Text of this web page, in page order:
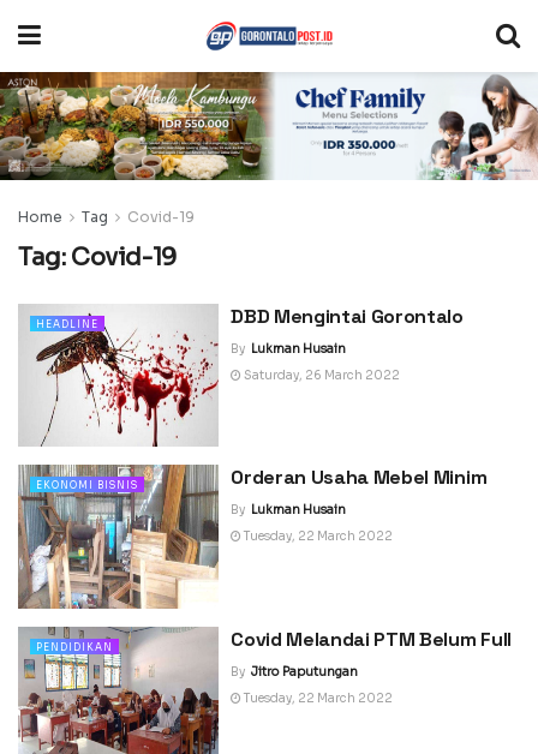
Home Tag Covid-19
Tag: Covid-19
HEADLINE DBD Mengintai Gorontalo
By Lukman Husain
Saturday, 26 March 2022
EKONOMI BISNIS Orderan Usaha Mebel Minim
By Lukman Husain
Tuesday, 22 March 2022
PENDIDIKAN Covid Melandai PTM Belum Full
By Jitro Paputungan
Tuesday, 22 March 2022